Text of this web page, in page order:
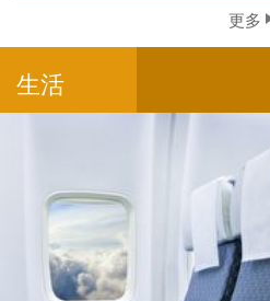
更多
生活